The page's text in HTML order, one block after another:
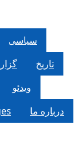
سياسی
تاریخ
ویدئو
درباره ما